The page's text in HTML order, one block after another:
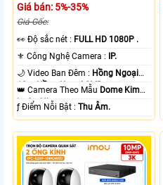
Giá bán: 5%-35%
Giá Gốc:
️👀 Độ sắc nét : FULL HD 1080P .
⚜️ Công Nghệ Camera : IP.
🌙 Video Ban Đêm : Hồng Ngoại
10m Hồng Ngoại SMD.
👑 Camera Theo Mẫu Dome Kim
loại + Nhựa.
️ƒ Điểm Nỗi Bật :Thu Âm.